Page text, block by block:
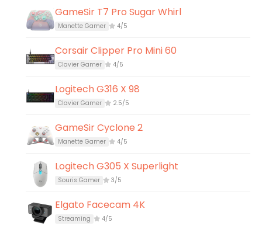
GameSir T7 Pro Sugar Whirl
Manette Gamer 4/5
Corsair Clipper Pro Mini 60
Clavier Gamer 4/5
Logitech G316 X 98
Clavier Gamer 2.5/5
GameSir Cyclone 2
Manette Gamer 4/5
Logitech G305 X Superlight
Souris Gamer 3/5
Elgato Facecam 4K
Streaming 4/5